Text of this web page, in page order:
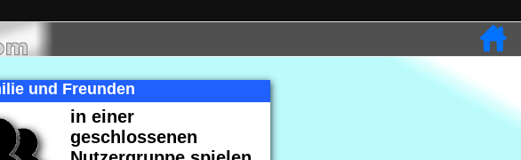
und Freunden
in einer
geschlossenen